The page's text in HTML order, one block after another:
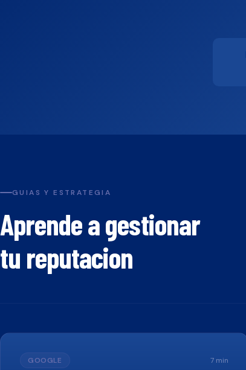
GUIAS Y ESTRATEGIA
Aprende a gestionar
tu reputacion
GOOGLE 7min